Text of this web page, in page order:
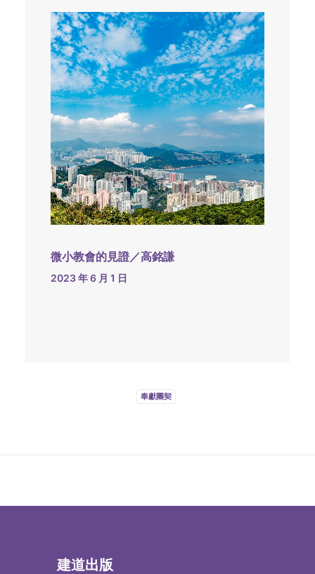
微小教會的見證／高銘謙
2023 年 6 月 1 日
奉獻團契
建道出版